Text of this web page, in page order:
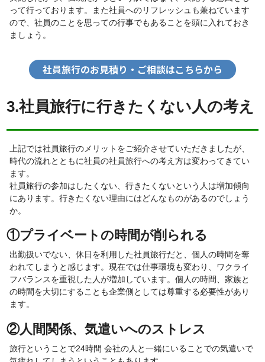
って行っております。また社員へのリフレッシュも兼ねています
ので、社員のことを思っての行事でもあることを頭に入れておき
ましょう。
社員旅行のお見積り・ご相談はこちらから
3.社員旅行に行きたくない人の考え
上記では社員旅行のメリットをご紹介させていただきましたが、
時代の流れとともに社員の社員旅行への考え方は変わってきてい
ます。
社員旅行の参加はしたくない、行きたくないという人は増加傾向
にあります。行きたくない理由にはどんなものがあるのでしょう
か。
①プライベートの時間が削られる
出勤扱いでない、休日を利用した社員旅行だと、個人の時間を奪
われてしまうと感じます。現在では仕事環境も変わり、ワクライ
フバランスを重視した人が増加しています。個人の時間、家族と
の時間を大切にすることも企業側としては尊重する必要性があり
ます。
②人間関係、気遣いへのストレス
旅行ということで24時間 会社の人と一緒にいることでの気遣いで